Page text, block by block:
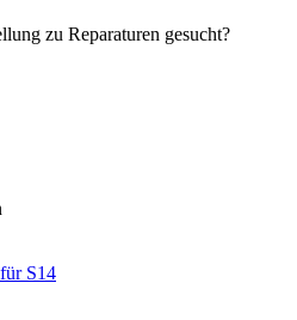
zu Reparaturen gesucht?
S14